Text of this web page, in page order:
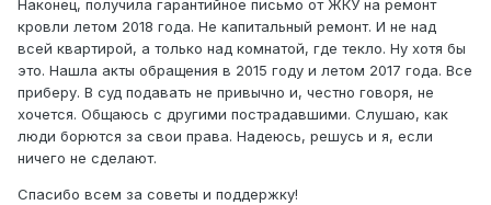
Наконец, получила гарантийное письмо от ЖКУ на ремонт
кровли летом 2018 года. Не капитальный ремонт. И не над
всей квартирой, а только над комнатой, где текло. Ну хотя бы
это. Нашла акты обращения в 2015 году и летом 2017 года. Все
приберу. В суд подавать не привычно и, честно говоря, не
хочется. Общаюсь с другими пострадавшими. Слушаю, как
люди борются за свои права. Надеюсь, решусь и я, если
ничего не сделают.
Спасибо всем за советы и поддержку!